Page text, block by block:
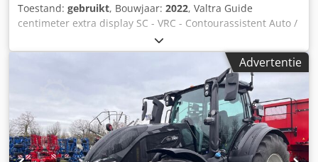
Toestand: gebruikt, Bouwjaar: 2022, Valtra Guide
centimeter extra display SC - VRC - Contourassistent Auto /
U-Pilot cabinevering Auto Comfort 1 paar frontkoppelingen
voor / Premium werklampen Motor: AgcoPower 7,4L 6-
cilinder motorvoorverwarming / U-Pilot wendmanagement
Advertentie